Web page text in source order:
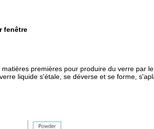
fenêtre
premières pour produire du verre par
liquide s'étale, se déverse et se forme,